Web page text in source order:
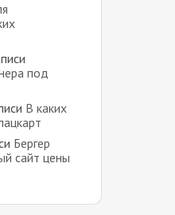
под
В каких
Бергер
сайт цены